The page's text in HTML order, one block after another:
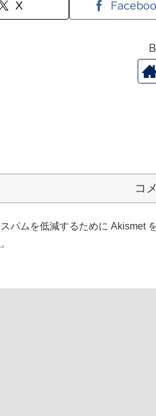
X
コ
パムを低減するために Akismet
。